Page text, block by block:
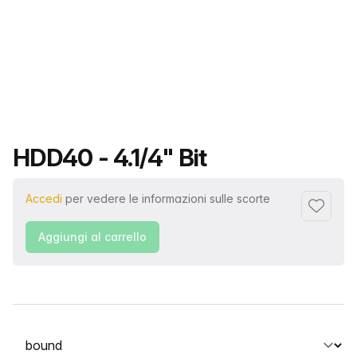
Nome del prodotto
HDD40 - 4.1/4" Bit
Accedi per vedere le informazioni sulle scorte
Aggiungi al carrello
Seleziona una scheda